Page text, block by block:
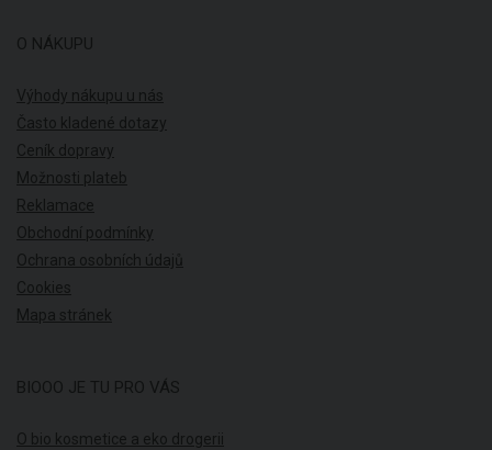
O NÁKUPU
Výhody nákupu u nás
Často kladené dotazy
Ceník dopravy
Možnosti plateb
Reklamace
Obchodní podmínky
Ochrana osobních údajů
Cookies
Mapa stránek
BIOOO JE TU PRO VÁS
O bio kosmetice a eko drogerii